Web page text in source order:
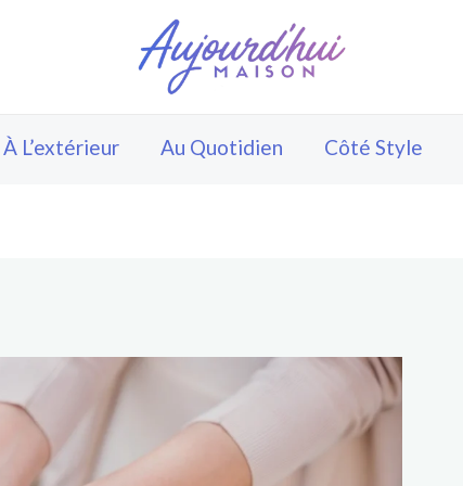
À L’extérieur Au Quotidien Côté Style